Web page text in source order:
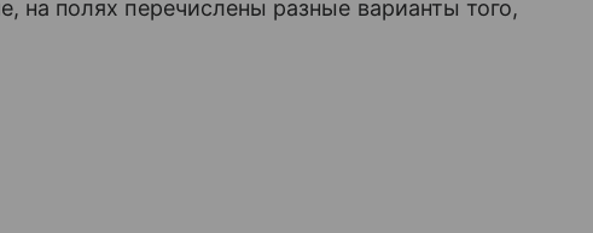
на полях перечислены разные варианты того,